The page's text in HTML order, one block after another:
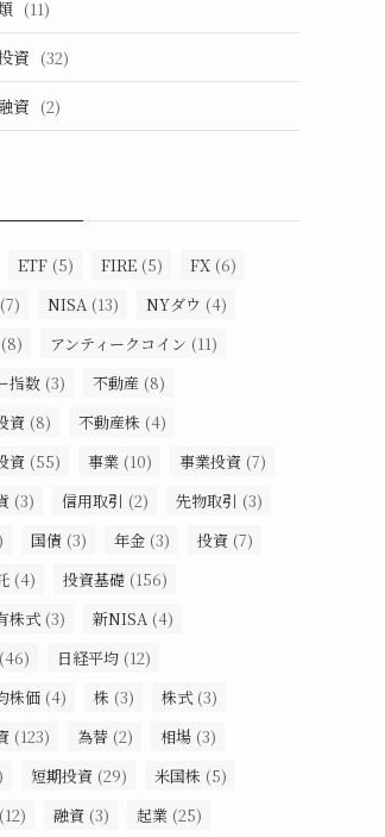
(11)
資 (32)
資 (2)
ETF (5) FIRE (5) FX (6)
(7) NISA (13) NYダウ (4)
(8) アンティークコイン (11)
指数 (3) 不動産 (8)
資 (8) 不動産株 (4)
資 (55) 事業 (10) 事業投資 (7)
(3) 信用取引 (2) 先物取引 (3)
国債 (3) 年金 (3) 投資 (7)
(4) 投資基礎 (156)
株式 (3) 新NISA (4)
(46) 日経平均 (12)
株価 (4) 株 (3) 株式 (3)
(123) 為替 (2) 相場 (3)
短期投資 (29) 米国株 (5)
(12) 融資 (3) 起業 (25)